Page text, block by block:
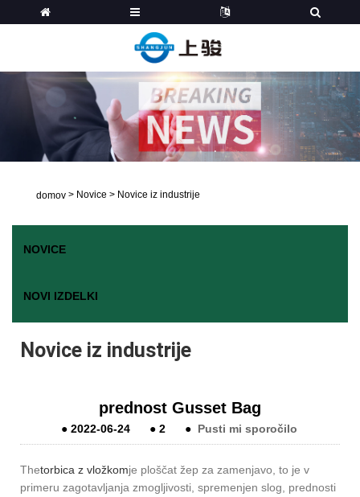
domov > Novice > Novice iz industrije
NOVICE
NOVI IZDELKI
Novice iz industrije
prednost Gusset Bag
●2022-06-24 ●2 ● Pusti mi sporočilo
Thetorbica z vložkomje ploščat žep za zamenjavo, to je v
primeru zagotavljanja zmogljivosti, spremenjen slog, prednosti